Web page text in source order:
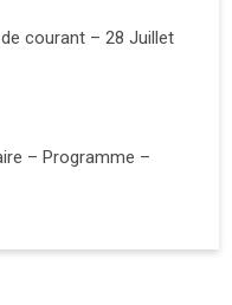
courant – 28 Juillet
– Programme –